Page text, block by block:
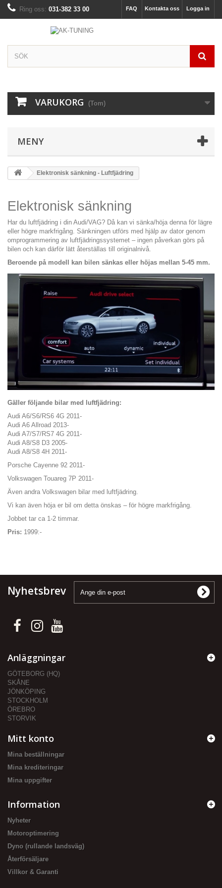
Logga in
Kontakta oss
FAQ
Ring oss: 031-382 33 00
VARUKORG (Tom)
MENY
Elektronisk sänkning - Luftfjädring
Elektronisk sänkning
Har du luftfjädring i din Audi/VAG? Då kan vi sänka/höja denna för lägre
eller högre markfrigång. Sänkningen utförs med hjälp av dator genom
omprogrammering av luftfjädringssystemet – ingen påverkan görs på
bilen och kan därför lätt återställas till originalnivå.
Beroende på modell kan bilen sänkas eller höjas mellan 5-45 mm.
Gäller följande bilar med luftfjädring:
Audi A6/S6/RS6 4G 2011-
Audi A6 Allroad 2013-
Audi A7/S7/RS7 4G 2011-
Audi A8/S8 D3 2005-
Audi A8/S8 4H 2011-
Porsche Cayenne 92 2011-
Volkswagen Touareg 7P 2011-
Även andra Volkswagen bilar med luftfjädring.
Vi kan även höja er bil om detta önskas – för högre markfrigång.
Jobbet tar ca 1-2 timmar.
Pris: 1999:-
Nyhetsbrev
Anläggningar
GÖTEBORG (HQ)
SKÅNE
JÖNKÖPING
STOCKHOLM
ÖREBRO
STORVIK
Mitt konto
Mina beställningar
Mina krediteringar
Mina uppgifter
Information
Nyheter
Motoroptimering
Dyno (rullande landsväg)
Återförsäljare
Villkor & Garanti